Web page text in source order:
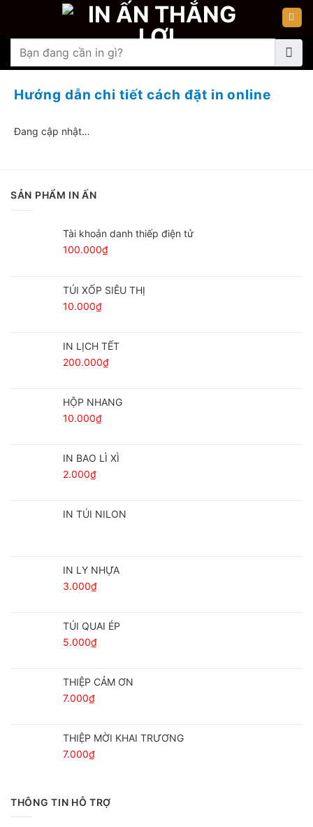
nội
dung
Tìm
kiếm:
Hướng dẫn chi tiết cách đặt in online
Đang cập nhật…
SẢN PHẨM IN ẤN
Tài khoản danh thiếp điện tử
100.000₫
TÚI XỐP SIÊU THỊ
10.000₫
IN LỊCH TẾT
200.000₫
HỘP NHANG
10.000₫
IN BAO LÌ XÌ
2.000₫
IN TÚI NILON
IN LY NHỰA
3.000₫
TÚI QUAI ÉP
5.000₫
THIỆP CẢM ƠN
7.000₫
THIỆP MỜI KHAI TRƯƠNG
7.000₫
THÔNG TIN HỖ TRỢ